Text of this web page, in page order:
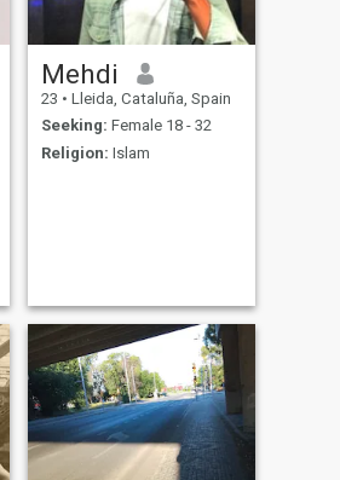
Mehdi
23 • Lleida, Cataluña, Spain
Seeking: Female 18 - 32
Religion: Islam